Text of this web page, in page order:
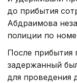
до прибытия
Абдраимова
полиции по
После прибытия
задержанный
для проведения